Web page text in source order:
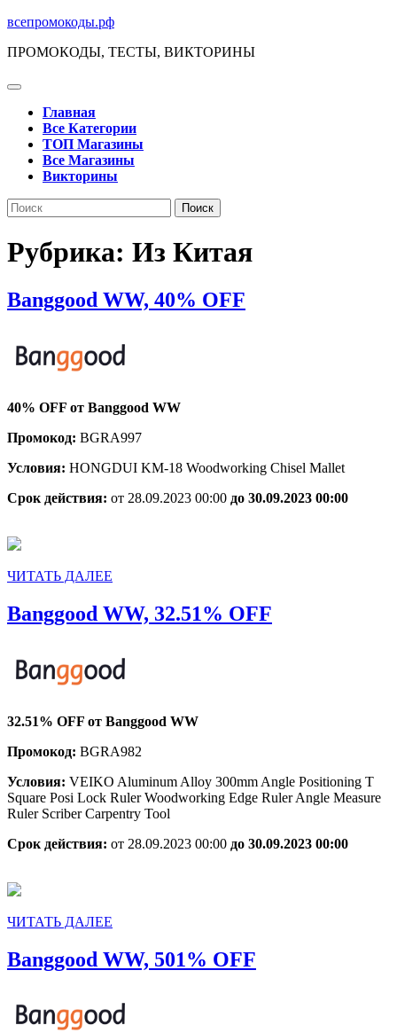
Перейти
содержимому
всепромокоды.рф
ПРОМОКОДЫ, ТЕСТЫ, ВИКТОРИНЫ
Кнопка
ОткрытьГлавная
Все Категории
ТОП Магазины
Все Магазины
Викторины
Кнопка
Закрыть
Поиск
по:
Рубрика: Из Китая
Banggood WW, 40% OFF
40% OFF от Banggood WW
Промокод: BGRA997
Условия: HONGDUI KM-18 Woodworking Chisel Mallet
Срок действия: от 28.09.2023 00:00 до 30.09.2023 00:00
ЧИТАТЬ ДАЛЕЕ
Banggood WW, 32.51% OFF
32.51% OFF от Banggood WW
Промокод: BGRA982
Условия: VEIKO Aluminum Alloy 300mm Angle Positioning T
Square Posi Lock Ruler Woodworking Edge Ruler Angle Measure
Ruler Scriber Carpentry Tool
Срок действия: от 28.09.2023 00:00 до 30.09.2023 00:00
ЧИТАТЬ ДАЛЕЕ
Banggood WW, 501% OFF